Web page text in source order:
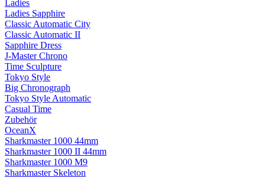
Ladies
Ladies Sapphire
Classic Automatic City
Classic Automatic II
Sapphire Dress
J-Master Chrono
Time Sculpture
Tokyo Style
Big Chronograph
Tokyo Style Automatic
Casual Time
Zubehör
OceanX
Sharkmaster 1000 44mm
Sharkmaster 1000 II 44mm
Sharkmaster 1000 M9
Sharkmaster Skeleton